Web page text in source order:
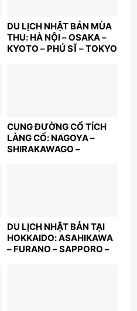
DU LỊCH NHẬT BẢN MÙA
THU: HÀ NỘI – OSAKA –
KYOTO – PHÚ SĨ – TOKYO
CUNG ĐƯỜNG CỔ TÍCH
LÀNG CỔ: NAGOYA –
SHIRAKAWAGO –
DU LỊCH NHẬT BẢN TẠI
HOKKAIDO: ASAHIKAWA
– FURANO – SAPPORO –